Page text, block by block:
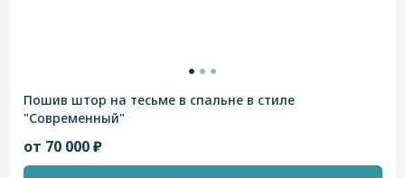
Пошив штор на тесьме в спальне в стиле
"Современный"
от 70 000 ₽